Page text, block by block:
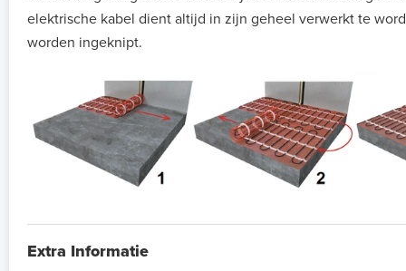
elektrische kabel dient altijd in zijn geheel verwerkt te
worden ingeknipt.
Extra Informatie